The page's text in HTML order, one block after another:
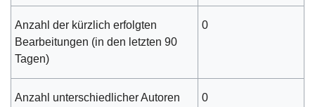
Anzahl der kürzlich erfolgten
Bearbeitungen (in den letzten 90
Tagen)
0
Anzahl unterschiedlicher Autoren
0